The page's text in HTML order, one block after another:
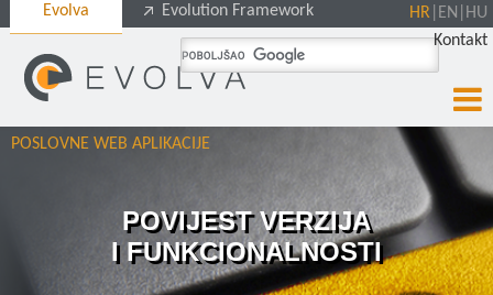
Evolva Evolution Framework HR EN
HU
Kontakt
POSLOVNE WEB APLIKACIJE
POVIJEST VERZIJA
I FUNKCIONALNOSTI